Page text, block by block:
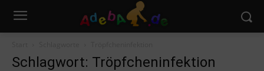
Schlagwort: Tröpfcheninfektion